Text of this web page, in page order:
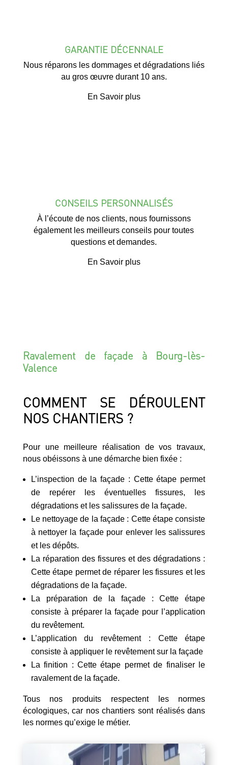
GARANTIE DÉCENNALE
Nous réparons les dommages et dégradations liés
au gros œuvre durant 10 ans.
En Savoir plus
CONSEILS PERSONNALISÉS
À l’écoute de nos clients, nous fournissons
également les meilleurs conseils pour toutes
questions et demandes.
En Savoir plus
Ravalement de façade à Bourg-lès-
Valence
COMMENT SE DÉROULENT
NOS CHANTIERS ?
Pour une meilleure réalisation de vos travaux,
nous obéissons à une démarche bien fixée :
L’inspection de la façade : Cette étape permet
de repérer les éventuelles fissures, les
dégradations et les salissures de la façade.
Le nettoyage de la façade : Cette étape consiste
à nettoyer la façade pour enlever les salissures
et les dépôts.
La réparation des fissures et des dégradations :
Cette étape permet de réparer les fissures et les
dégradations de la façade.
La préparation de la façade : Cette étape
consiste à préparer la façade pour l’application
du revêtement.
L’application du revêtement : Cette étape
consiste à appliquer le revêtement sur la façade
La finition : Cette étape permet de finaliser le
ravalement de la façade.
Tous nos produits respectent les normes
écologiques, car nos chantiers sont réalisés dans
les normes qu’exige le métier.